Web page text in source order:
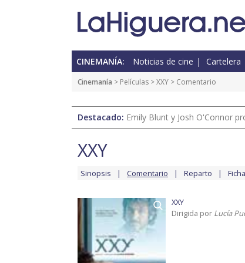
CINEMANÍA: Noticias de cine Cartelera
Cinemanía > Películas >XXY > Comentario
Destacado: Emily Blunt y Josh O'Connor
XXY
Sinopsis Comentario Reparto
XXY
Dirigida por Lucía